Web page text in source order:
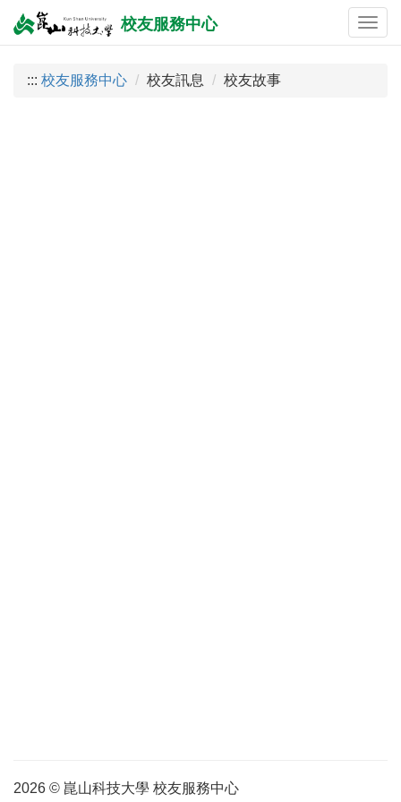
校友服務中心
::: 校友服務中心 校友訊息 校友故事
2026 © 崑山科技大學 校友服務中心